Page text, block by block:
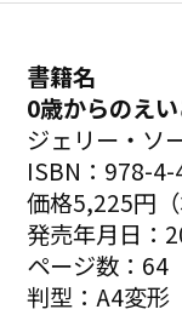
書籍名
0歳からのえ
ジェリー・ソ
ISBN：978-
価格5,225円
発売年月日：
ページ数：64
判型：A4変形